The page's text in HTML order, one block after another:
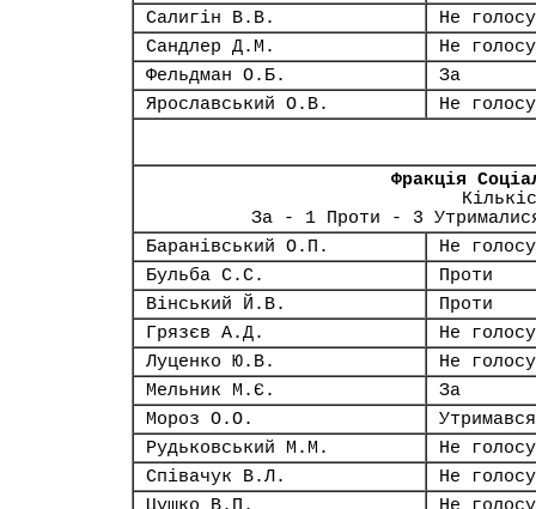
Салигін В.В.
Не
Сандлер Д.М.
Не
Фельдман О.Б.
За
Ярославський О.В.
Не
Фракція
За - 1 Проти - 3
Баранівський О.П.
Не
Бульба С.С.
Проти
Вінський Й.В.
Проти
Грязєв А.Д.
Не
Луценко Ю.В.
Не
Мельник М.Є.
За
Мороз О.О.
Утримався
Рудьковський М.М.
Не
Співачук В.Л.
Не